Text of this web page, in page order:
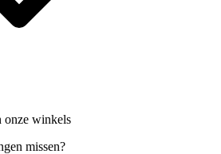
onze winkels
missen?